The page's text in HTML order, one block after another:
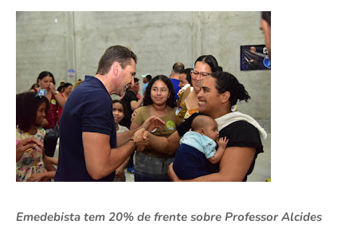
Emedebista tem 20% de frente sobre Professor Alcides